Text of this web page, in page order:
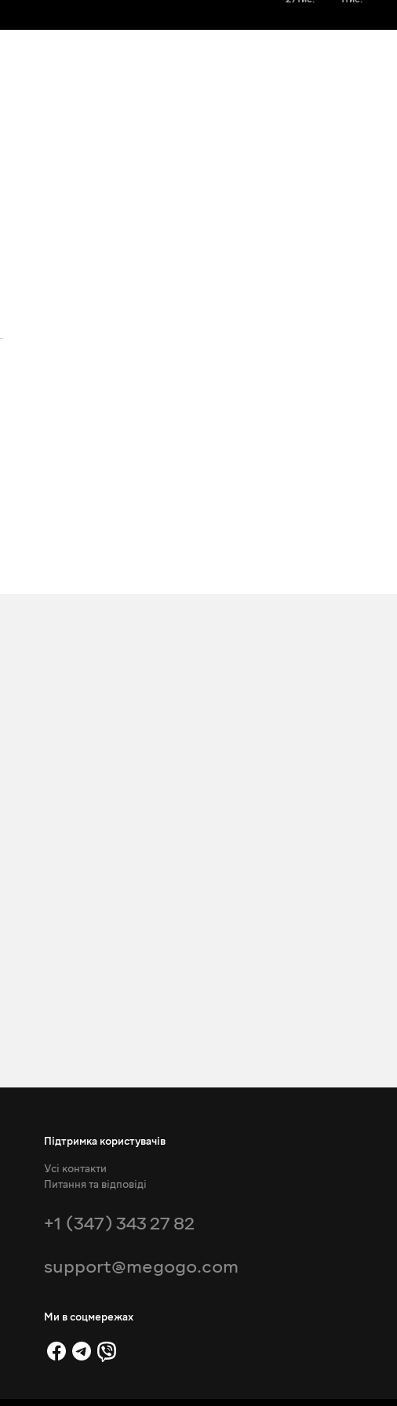
Підтримка користувачів
Усі контакти
Питання та відповіді
+1 (347) 343 27 82
support@megogo.com
Ми в соцмережах